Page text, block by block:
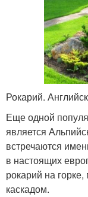
Рокарий.
Еще одной
является
встречаются
в настоящих
рокарий на
каскадом.